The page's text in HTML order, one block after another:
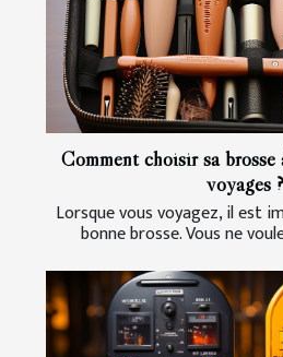
Comment choisir sa
voyages ?
Lorsque vous voyagez, il est
bonne brosse. Vous ne